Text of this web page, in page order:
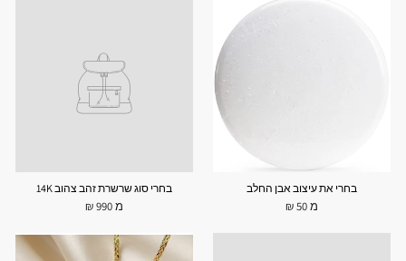
בחרי את עיצוב אבן החלב
מ 50 ₪
בחרי סוג שרשרת זהב צהוב 14K
מ 990 ₪